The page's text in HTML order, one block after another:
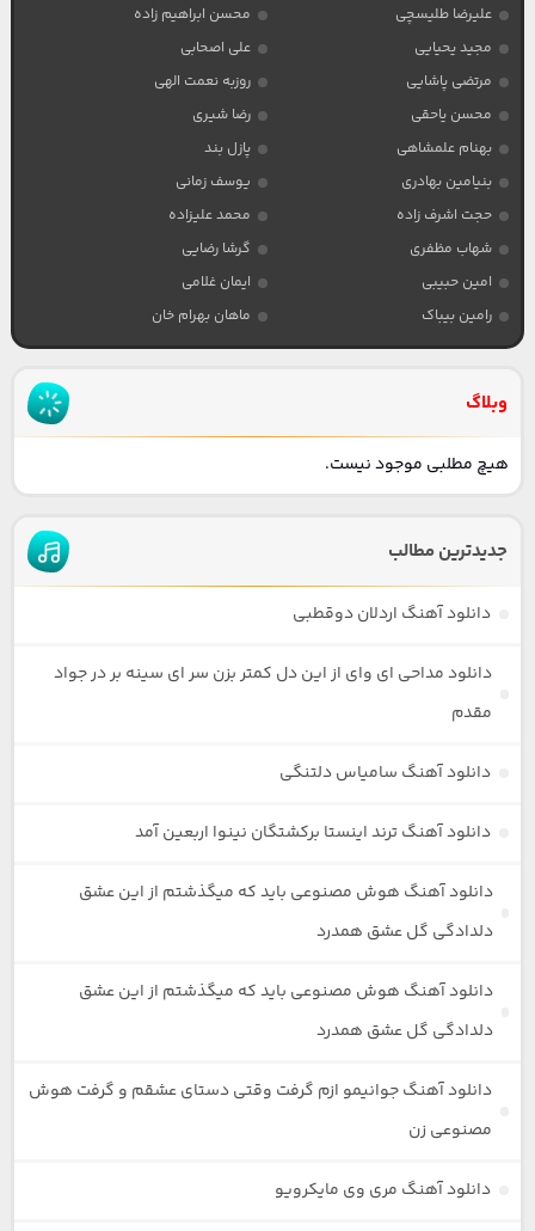
علیرضا طلیسچی
محسن ابراهیم زاده
مجید یحیایی
علی اصحابی
مرتضی پاشایی
روزبه نعمت الهی
محسن یاحقی
رضا شیری
بهنام علمشاهی
پازل بند
بنیامین بهادری
یوسف زمانی
حجت اشرف زاده
محمد علیزاده
شهاب مظفری
گرشا رضایی
امین حبیبی
ایمان غلامی
رامین بیباک
ماهان بهرام خان
وبلاگ
هیچ مطلبی موجود نیست.
جدیدترین مطالب
دانلود آهنگ اردلان دوقطبی
دانلود مداحی ای وای از این دل کمتر بزن سر ای سینه بر در جواد
مقدم
دانلود آهنگ سامیاس دلتنگی
دانلود آهنگ ترند اینستا برکشتگان نینوا اربعین آمد
دانلود آهنگ هوش مصنوعی باید که میگذشتم از این عشق
دلدادگی گل عشق همدرد
دانلود آهنگ هوش مصنوعی باید که میگذشتم از این عشق
دلدادگی گل عشق همدرد
دانلود آهنگ جوانیمو ازم گرفت وقتی دستای عشقم و گرفت هوش
مصنوعی زن
دانلود آهنگ مری وی مایکرویو